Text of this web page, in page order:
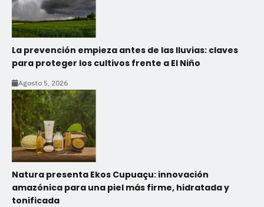
La prevención empieza antes de las lluvias: claves
para proteger los cultivos frente a El Niño
Agosto 5, 2026
Natura presenta Ekos Cupuaçu: innovación
amazónica para una piel más firme, hidratada y
tonificada